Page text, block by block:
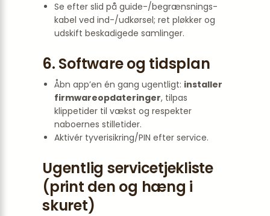
Se efter slid på guide-/begrænsnings­
kabel ved ind-/udkørsel; ret pløkker og
udskift beskadigede samlinger.
6. Software og tidsplan
Åbn app’en én gang ugentligt: installer
firmwareopdateringer, tilpas
klippetider til vækst og respekter
naboernes stille­tider.
Aktivér tyverisikring/PIN efter service.
Ugentlig servicetjekliste
(print den og hæng i
skuret)